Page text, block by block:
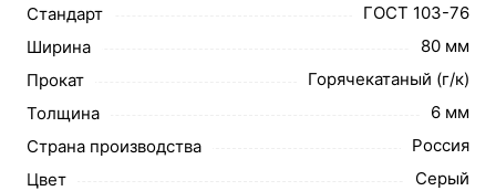
Стандарт
ГОСТ 103-76
Ширина
80 мм
Прокат
Горячекатаный (г/к)
Толщина
6 мм
Страна производства
Россия
Цвет
Серый